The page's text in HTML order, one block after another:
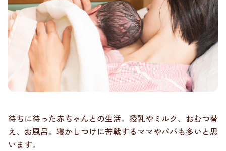
待ちに待った赤ちゃんとの生活。授乳やミルク、おむつ替
え、お風呂。寝かしつけに苦戦するママやパパも多いと思
います。